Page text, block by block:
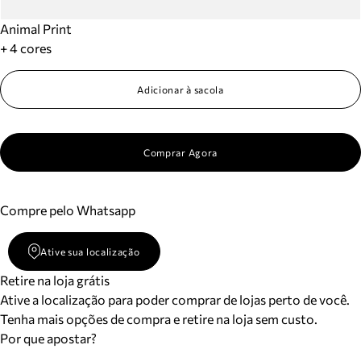
Animal Print
+ 4 cores
Adicionar à sacola
Comprar Agora
Compre pelo Whatsapp
Ative sua localização
Retire na loja grátis
Ative a localização para poder comprar de lojas perto de você.
Tenha mais opções de compra e retire na loja sem custo.
Por que apostar?